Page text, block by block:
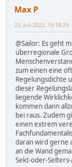
Max P
23. Juli 2022, 13:18:29
@Sailor: Es geht
überregionale
zum einen eine
Regelungsdichte
dieser
liegende
kommen dann
bei raus. Zudem
einen extrem
daran wird gerne
an die Wand
Sekt-oder-